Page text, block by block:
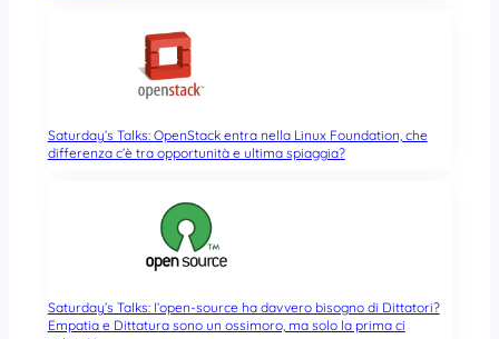
Saturday’s Talks: OpenStack entra nella Linux Foundation, che
differenza c’è tra opportunità e ultima spiaggia?
Saturday’s Talks: l’open-source ha davvero bisogno di Dittatori?
Empatia e Dittatura sono un ossimoro, ma solo la prima ci